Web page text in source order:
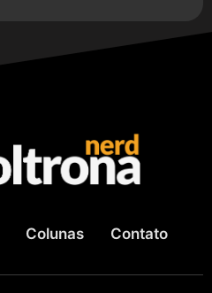
Colunas Contato